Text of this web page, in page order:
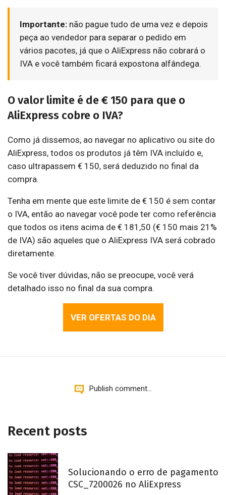
Importante: não pague tudo de uma vez e depois
peça ao vendedor para separar o pedido em
vários pacotes, já que o AliExpress não cobrará o
IVA e você também ficará expostona alfândega.
O valor limite é de € 150 para que o
AliExpress cobre o IVA?
Como já dissemos, ao navegar no aplicativo ou site do
AliExpress, todos os produtos já têm IVA incluído e,
caso ultrapassem € 150, será deduzido no final da
compra.
Tenha em mente que este limite de € 150 é sem contar
o IVA, então ao navegar você pode ter como referência
que todos os itens acima de € 181,50 (€ 150 mais 21%
de IVA) são aqueles que o AliExpress IVA será cobrado
diretamente.
Se você tiver dúvidas, não se preocupe, você verá
detalhado isso no final da sua compra.
VER OFERTAS DO DIA
Publish comment...
Recent posts
Solucionando o erro de pagamento
CSC_7200026 no AliExpress